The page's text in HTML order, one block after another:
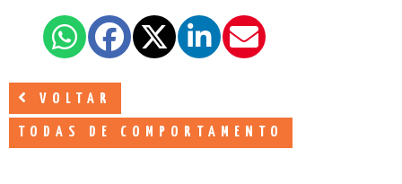
VOLTAR
TODAS DE COMPORTAMENTO